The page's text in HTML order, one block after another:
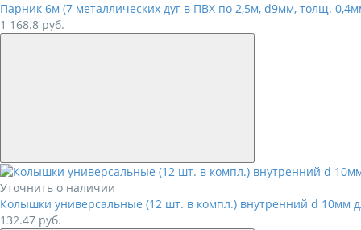
Парник 6м (7 металлических дуг в ПВХ по 2,5м, d9мм, толщ.
1 168.8 руб.
Уточнить о наличии
Колышки универсальные (12 шт. в компл.) внутренний d 10мм
132.47 руб.